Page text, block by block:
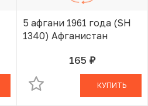
5 афгани 1961 года (SH
1340) Афганистан
165 руб.В КОРЗИНЕ
КУПИТЬ